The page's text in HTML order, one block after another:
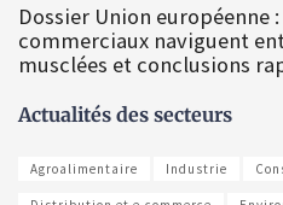
Dossier Union européenne
commerciaux naviguent
musclées et conclusions
Actualités des secteurs
Agroalimentaire Industrie